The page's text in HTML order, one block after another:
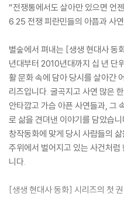
“전쟁통에서도 살아만 있으면 언
6.25 전쟁 피란민들의 아픔과 사
별숲에서 펴내는 [생생 현대사 동
년대부터 2010년대까지 십 년 단
활 문화 속에 담아 당시를 살아간
리즈입니다. 굴곡지고 사연 많은
안타깝고 가슴 아픈 사연들과, 그
로 삶을 견뎌낸 이야기를 담았습
창작동화에 맞게 당시 사람들의
주위에서 벌어지고 있는 사건처
니다.
[생생 현대사 동화] 시리즈의 첫 권